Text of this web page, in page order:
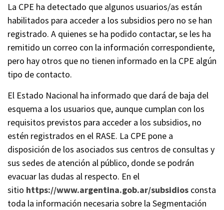
La CPE ha detectado que algunos usuarios/as están
habilitados para acceder a los subsidios pero no se han
registrado. A quienes se ha podido contactar, se les ha
remitido un correo con la información correspondiente,
pero hay otros que no tienen informado en la CPE algún
tipo de contacto.
El Estado Nacional ha informado que dará de baja del
esquema a los usuarios que, aunque cumplan con los
requisitos previstos para acceder a los subsidios, no
estén registrados en el RASE. La CPE pone a
disposición de los asociados sus centros de consultas y
sus sedes de atención al público, donde se podrán
evacuar las dudas al respecto. En el
sitio https://www.argentina.gob.ar/subsidios consta
toda la información necesaria sobre la Segmentación